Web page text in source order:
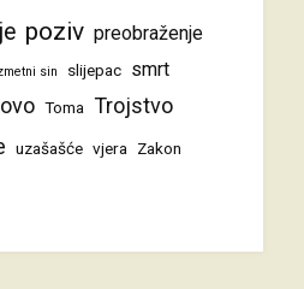
poziv preobraženje
sin slijepac smrt
Toma Trojstvo
uzašašće vjera
Zakon